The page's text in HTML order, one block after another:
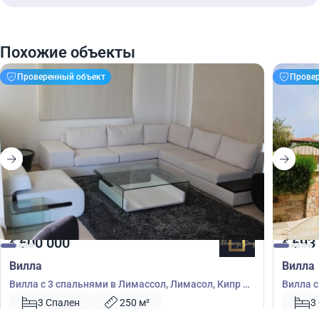
Похожие объекты
Проверенный объект
€600 000
Вилла
Вилла с 3 спальнями в Лимассол, Лимасол, Кипр №
383803 Спален 250 м²
€693
Вилла
Вилла
Кипр3